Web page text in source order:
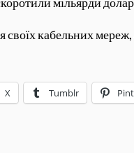
кабельних
X Tumblr